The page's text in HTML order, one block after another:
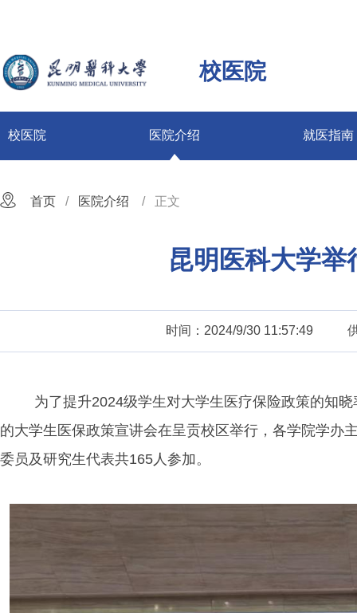
校医院
校医院 医院介绍 就医指南
首页 医院介绍 正文
昆明医科大学
时间：2024/9/30 11:57:49
为了提升2024级学生对大学生医疗保险政策的知
的大学生医保政策宣讲会在呈贡校区举行，各学院学办
委员及研究生代表共165人参加。